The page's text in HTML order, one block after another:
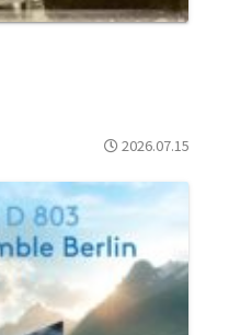
2026.07.15